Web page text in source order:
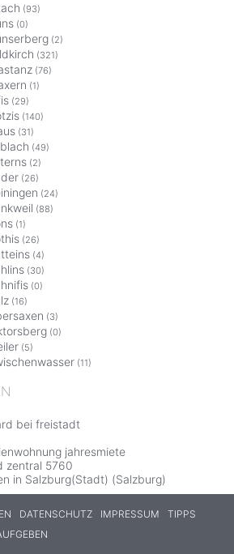
(93)
(0)
(2)
(321)
(76)
(1)
(29)
(140)
(31)
(49)
(2)
(26)
(24)
(88)
(1)
(26)
(4)
(30)
(0)
(16)
(3)
(0)
(5)
(11)
bei freistadt
jahresmiete
zentral 5760
in Salzburg(Stadt) (Salzburg)
DATENSCHUTZ IMPRESSUM
TIPPS